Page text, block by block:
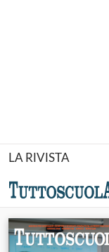
LA RIVISTA